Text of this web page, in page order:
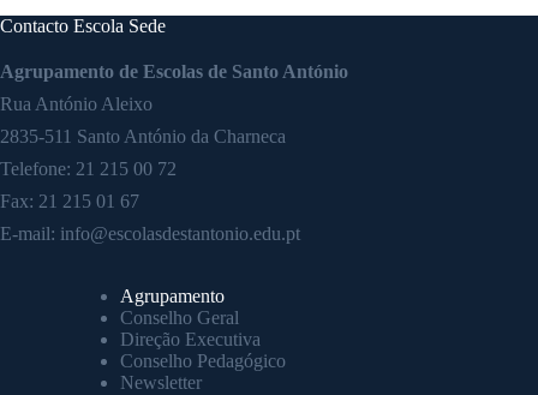
Contacto Escola Sede
Agrupamento de Escolas de Santo António
Rua António Aleixo
2835-511 Santo António da Charneca
Telefone: 21 215 00 72
Fax: 21 215 01 67
E-mail: info@escolasdestantonio.edu.pt
Agrupamento
Conselho Geral
Direção Executiva
Conselho Pedagógico
Newsletter